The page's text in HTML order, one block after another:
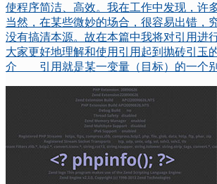
使程序简洁、高效。我在工作中发现，许
当然，在某些微妙的场合，很容易出错，
没有搞清本源。故在本篇中我将对引用进
大家更好地理解和使用引用起到抛砖引
介 引用就是某一变量（目标）的一个